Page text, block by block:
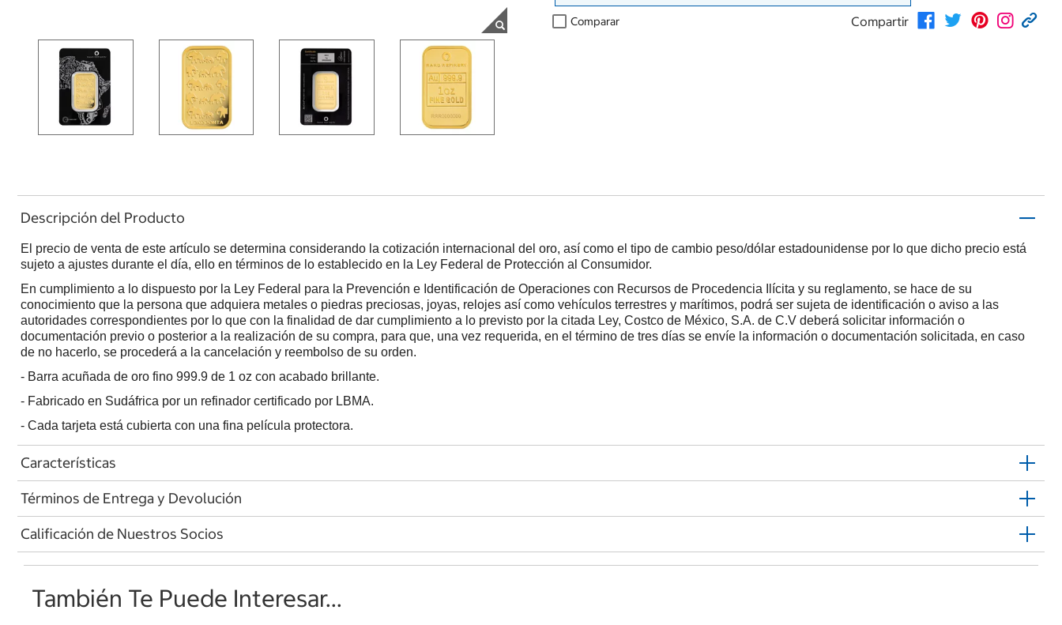
Comparar Compartir
Descripción del Producto
El precio de venta de este artículo se determina considerando la cotización internacional del oro, así como el tipo de cambio peso/dólar estadounidense por lo que dicho precio está
sujeto a ajustes durante el día, ello en términos de lo establecido en la Ley Federal de Protección al Consumidor.
En cumplimiento a lo dispuesto por la Ley Federal para la Prevención e Identificación de Operaciones con Recursos de Procedencia Ilícita y su reglamento, se hace de su
conocimiento que la persona que adquiera metales o piedras preciosas, joyas, relojes así como vehículos terrestres y marítimos, podrá ser sujeta de identificación o aviso a las
autoridades correspondientes por lo que con la finalidad de dar cumplimiento a lo previsto por la citada Ley, Costco de México, S.A. de C.V deberá solicitar información o
documentación previo o posterior a la realización de su compra, para que, una vez requerida, en el término de tres días se envíe la información o documentación solicitada, en caso
de no hacerlo, se procederá a la cancelación y reembolso de su orden.
- Barra acuñada de oro fino 999.9 de 1 oz con acabado brillante.
- Fabricado en Sudáfrica por un refinador certificado por LBMA.
- Cada tarjeta está cubierta con una fina película protectora.
Características
Términos de Entrega y Devolución
Calificación de Nuestros Socios
También Te Puede Interesar...